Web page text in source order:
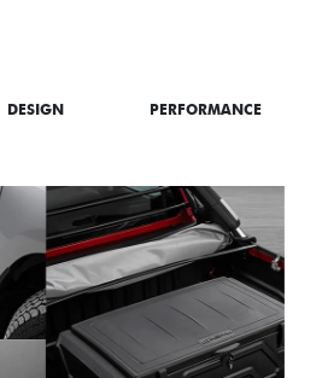
DESIGN PERFORMANCE